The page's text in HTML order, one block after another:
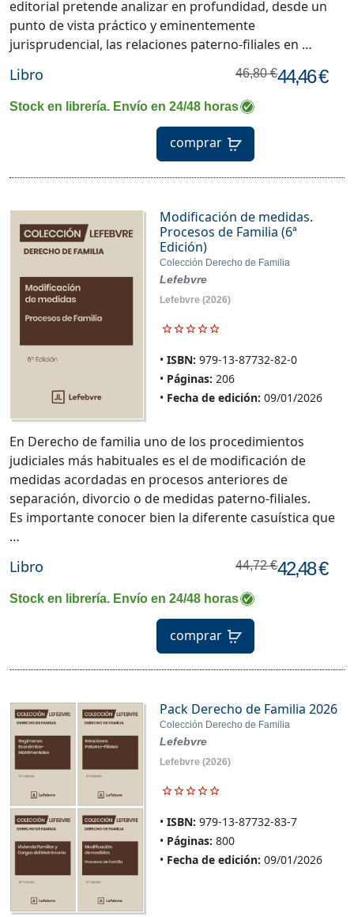
Libro 46,80 €44,46 €
Stock en librería. Envío en 24/48 horas
comprar
editorial pretende analizar en profundidad, desde un
punto de vista práctico y eminentemente
jurisprudencial, las relaciones paterno-filiales en …
Modificación de medidas.
Procesos de Familia (6ª
Edición)
Colección Derecho de Familia
Lefebvre
Lefebvre (2026)
ISBN: 979-13-87732-82-0
Páginas: 206
Fecha de edición: 09/01/2026
Libro 44,72 €42,48 €
Stock en librería. Envío en 24/48 horas
comprar
En Derecho de familia uno de los procedimientos
judiciales más habituales es el de modificación de
medidas acordadas en procesos anteriores de
separación, divorcio o de medidas paterno-filiales.
Es importante conocer bien la diferente casuística que
…
Pack Derecho de Familia 2026
Colección Derecho de Familia
Lefebvre
Lefebvre (2026)
ISBN: 979-13-87732-83-7
Páginas: 800
Fecha de edición: 09/01/2026